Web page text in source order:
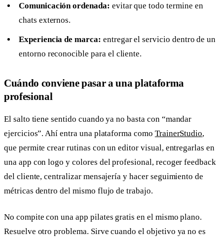
Comunicación ordenada: evitar que todo termine en
chats externos.
Experiencia de marca: entregar el servicio dentro de un
entorno reconocible para el cliente.
Cuándo conviene pasar a una plataforma
profesional
El salto tiene sentido cuando ya no basta con “mandar
ejercicios”. Ahí entra una plataforma como TrainerStudio,
que permite crear rutinas con un editor visual, entregarlas en
una app con logo y colores del profesional, recoger feedback
del cliente, centralizar mensajería y hacer seguimiento de
métricas dentro del mismo flujo de trabajo.
No compite con una app pilates gratis en el mismo plano.
Resuelve otro problema. Sirve cuando el objetivo ya no es